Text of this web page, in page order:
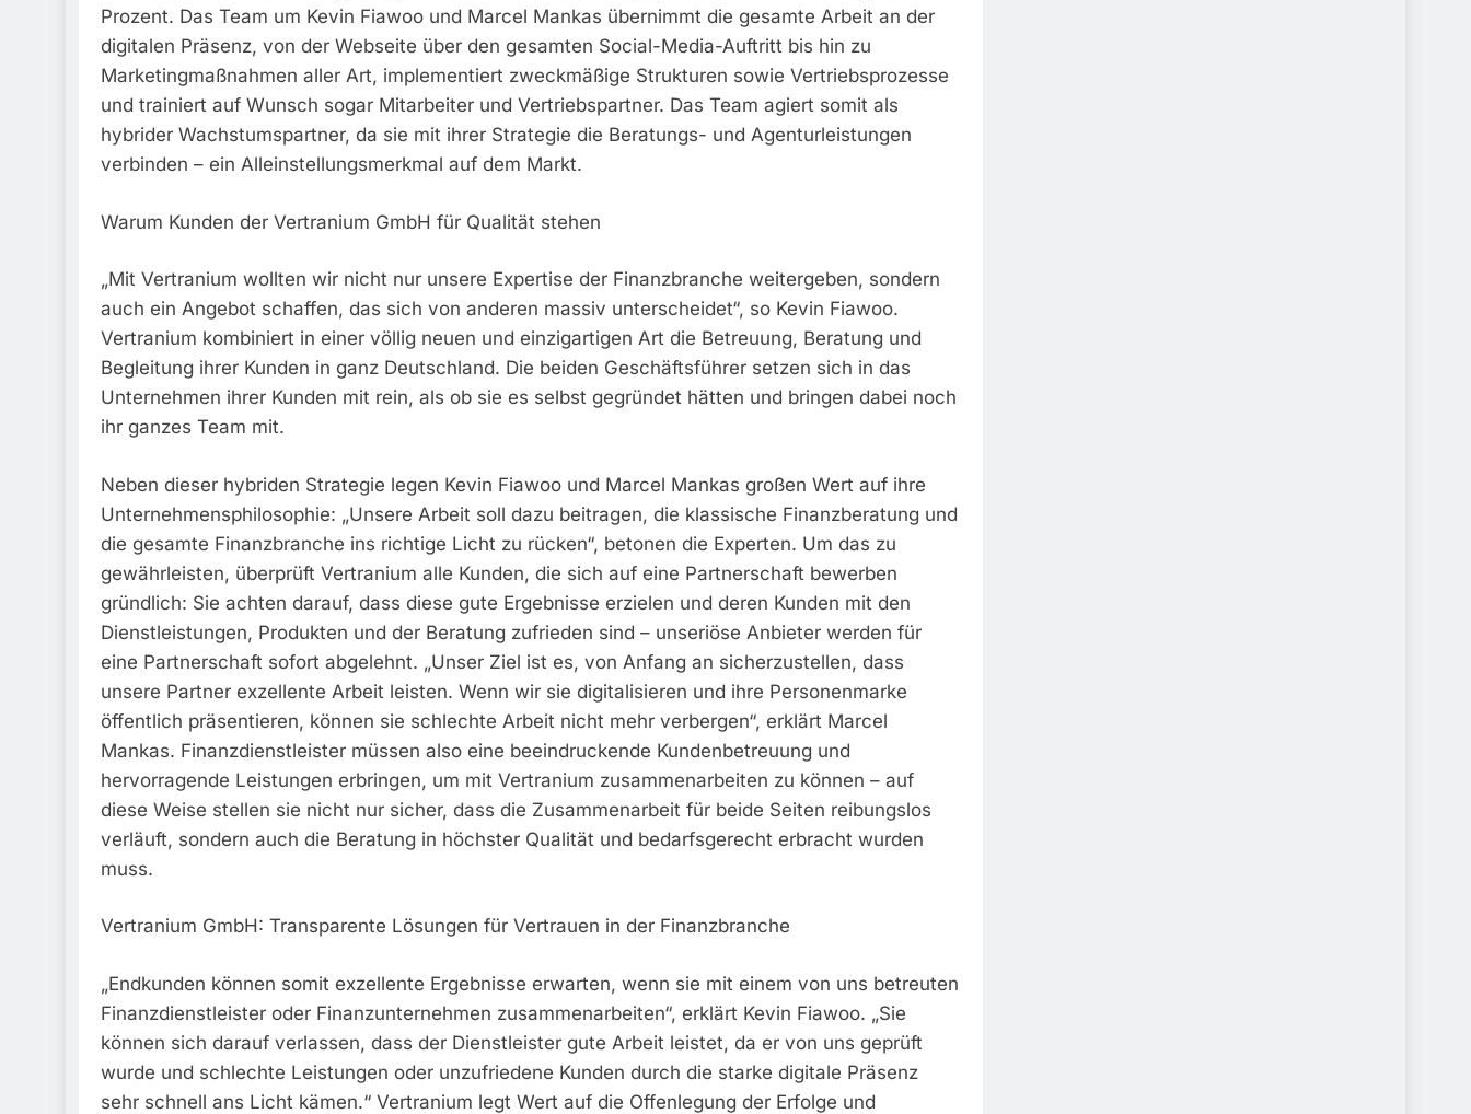
Prozent. Das Team um Kevin Fiawoo und Marcel Mankas übernimmt die gesamte Arbeit an der
digitalen Präsenz, von der Webseite über den gesamten Social-Media-Auftritt bis hin zu
Marketingmaßnahmen aller Art, implementiert zweckmäßige Strukturen sowie Vertriebsprozesse
und trainiert auf Wunsch sogar Mitarbeiter und Vertriebspartner. Das Team agiert somit als
hybrider Wachstumspartner, da sie mit ihrer Strategie die Beratungs- und Agenturleistungen
verbinden – ein Alleinstellungsmerkmal auf dem Markt.
Warum Kunden der Vertranium GmbH für Qualität stehen
„Mit Vertranium wollten wir nicht nur unsere Expertise der Finanzbranche weitergeben, sondern
auch ein Angebot schaffen, das sich von anderen massiv unterscheidet“, so Kevin Fiawoo.
Vertranium kombiniert in einer völlig neuen und einzigartigen Art die Betreuung, Beratung und
Begleitung ihrer Kunden in ganz Deutschland. Die beiden Geschäftsführer setzen sich in das
Unternehmen ihrer Kunden mit rein, als ob sie es selbst gegründet hätten und bringen dabei noch
ihr ganzes Team mit.
Neben dieser hybriden Strategie legen Kevin Fiawoo und Marcel Mankas großen Wert auf ihre
Unternehmensphilosophie: „Unsere Arbeit soll dazu beitragen, die klassische Finanzberatung und
die gesamte Finanzbranche ins richtige Licht zu rücken“, betonen die Experten. Um das zu
gewährleisten, überprüft Vertranium alle Kunden, die sich auf eine Partnerschaft bewerben
gründlich: Sie achten darauf, dass diese gute Ergebnisse erzielen und deren Kunden mit den
Dienstleistungen, Produkten und der Beratung zufrieden sind – unseriöse Anbieter werden für
eine Partnerschaft sofort abgelehnt. „Unser Ziel ist es, von Anfang an sicherzustellen, dass
unsere Partner exzellente Arbeit leisten. Wenn wir sie digitalisieren und ihre Personenmarke
öffentlich präsentieren, können sie schlechte Arbeit nicht mehr verbergen“, erklärt Marcel
Mankas. Finanzdienstleister müssen also eine beeindruckende Kundenbetreuung und
hervorragende Leistungen erbringen, um mit Vertranium zusammenarbeiten zu können – auf
diese Weise stellen sie nicht nur sicher, dass die Zusammenarbeit für beide Seiten reibungslos
verläuft, sondern auch die Beratung in höchster Qualität und bedarfsgerecht erbracht wurden
muss.
Vertranium GmbH: Transparente Lösungen für Vertrauen in der Finanzbranche
„Endkunden können somit exzellente Ergebnisse erwarten, wenn sie mit einem von uns betreuten
Finanzdienstleister oder Finanzunternehmen zusammenarbeiten“, erklärt Kevin Fiawoo. „Sie
können sich darauf verlassen, dass der Dienstleister gute Arbeit leistet, da er von uns geprüft
wurde und schlechte Leistungen oder unzufriedene Kunden durch die starke digitale Präsenz
sehr schnell ans Licht kämen.“ Vertranium legt Wert auf die Offenlegung der Erfolge und